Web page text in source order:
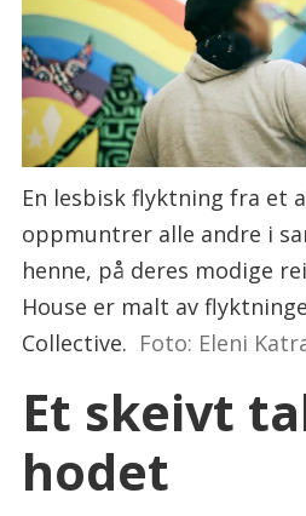
En lesbisk flyktning fra et
oppmuntrer alle andre i
henne, på deres modige
House er malt av
Collective. Foto: Eleni
Et skeivt
hodet